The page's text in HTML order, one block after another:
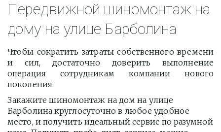
Передвижной шиномонтаж на
дому на улице Барболина
Чтобы сократить затраты собственного времени
и сил, достаточно доверить выполнение
операция сотрудникам компании нового
поколения.
Закажите шиномонтаж на дом на улице
Барболина круглосуточно в любое удобное
место, и получить идеальный сервис по разумной